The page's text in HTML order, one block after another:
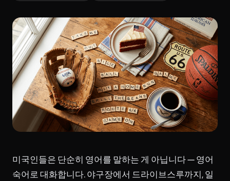
미국인들은 단순히 영어를 말하는 게 아닙니다 — 영어
숙어로 대화합니다. 야구장에서 드라이브스루까지, 일